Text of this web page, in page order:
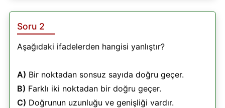
Soru 2
Aşağıdaki ifadelerden hangisi yanlıştır?
A) Bir noktadan sonsuz sayıda doğru geçer.
B) Farklı iki noktadan bir doğru geçer.
C) Doğrunun uzunluğu ve genişliği vardır.